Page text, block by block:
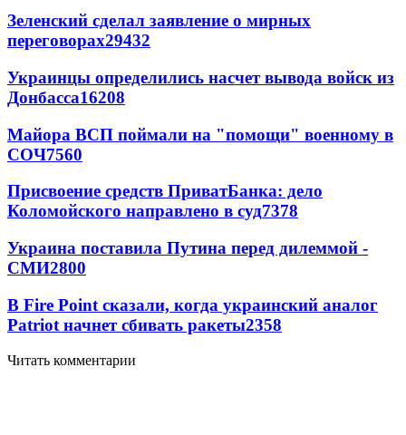
Зеленский сделал заявление о мирных
переговорах29432
Украинцы определились насчет вывода войск из
Донбасса16208
Майора ВСП поймали на "помощи" военному в
СОЧ7560
Присвоение средств ПриватБанка: дело
Коломойского направлено в суд7378
Украина поставила Путина перед дилеммой -
СМИ2800
В Fire Point сказали, когда украинский аналог
Patriot начнет сбивать ракеты2358
Читать комментарии